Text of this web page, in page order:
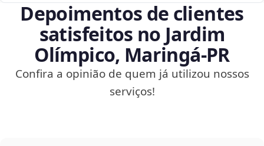
Depoimentos de clientes
satisfeitos no Jardim
Olímpico, Maringá‑PR
Confira a opinião de quem já utilizou nossos
serviços!